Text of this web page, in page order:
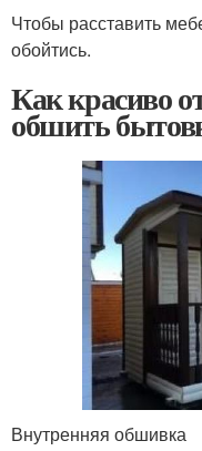
Чтобы расставить
обойтись.
Как красиво
обшить
Внутренняя обшивка